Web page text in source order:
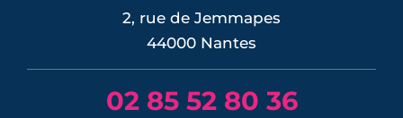
2, rue de Jemmapes
44000 Nantes
02 85 52 80 36